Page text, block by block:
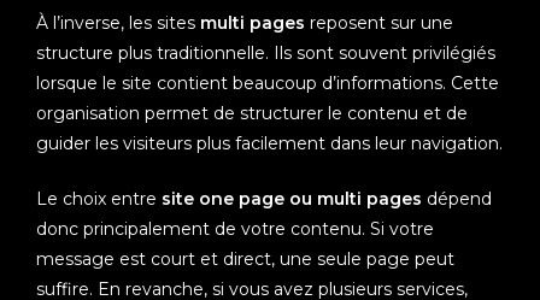
À l’inverse, les sites multi pages reposent sur une
structure plus traditionnelle. Ils sont souvent privilégiés
lorsque le site contient beaucoup d’informations. Cette
organisation permet de structurer le contenu et de
guider les visiteurs plus facilement dans leur navigation.
Le choix entre site one page ou multi pages dépend
donc principalement de votre contenu. Si votre
message est court et direct, une seule page peut
suffire. En revanche, si vous avez plusieurs services,